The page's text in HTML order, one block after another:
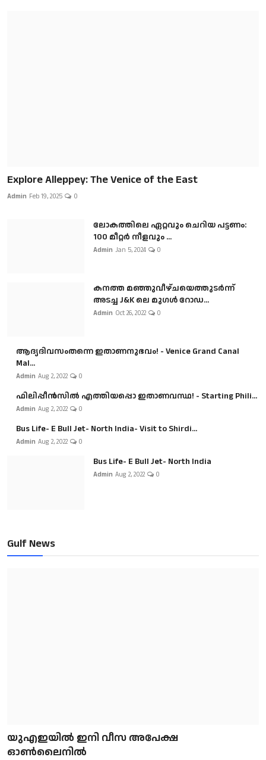
Explore Alleppey: The Venice of the East
Admin Feb 19, 2025 0
ലോകത്തിലെ ഏറ്റവും ചെറിയ പട്ടണം:
100 മീറ്റർ നീളവും ...
Admin Jan 5, 2024 0
കനത്ത മഞ്ഞുവീഴ്ചയെത്തുടർന്ന്
അടച്ച J&K ലെ മുഗൾ റോഡ...
Admin Oct 26, 2022 0
ആദ്യദിവസംതന്നെ ഇതാണനുഭവം! - Venice Grand Canal
Mal...
Admin Aug 2, 2022 0
ഫിലിപ്പീൻസിൽ എത്തിയപ്പൊ ഇതാണവസ്ഥ! - Starting Phili...
Admin Aug 2, 2022 0
Bus Life- E Bull Jet- North India- Visit to Shirdi...
Admin Aug 2, 2022 0
Bus Life- E Bull Jet- North India
Admin Aug 2, 2022 0
Gulf News
യുഎഇയിൽ ഇനി വീസ അപേക്ഷ
ഓൺലൈനിൽ